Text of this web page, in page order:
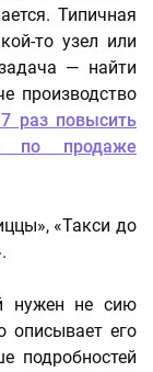
Типичная
то узел или
— найти
производство
раз повысить
по продаже
«Такси до
нужен не сию
описывает его
подробностей